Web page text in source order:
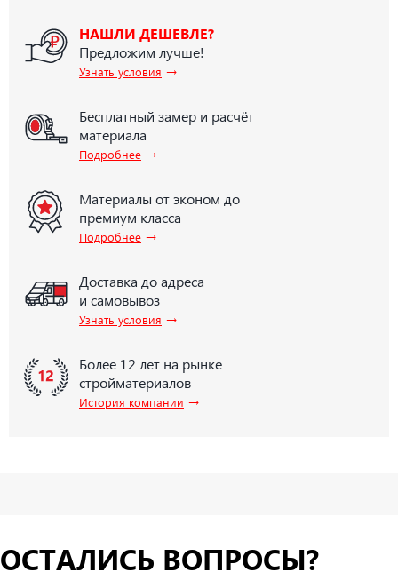
НАШЛИ ДЕШЕВЛЕ?
Предложим лучше!
Узнать условия →
Бесплатный замер и расчёт
материала
Подробнее →
Материалы от эконом до
премиум класса
Подробнее →
Доставка до адреса
и самовывоз
Узнать условия →
Более 12 лет на рынке
стройматериалов
История компании →
ОСТАЛИСЬ ВОПРОСЫ?